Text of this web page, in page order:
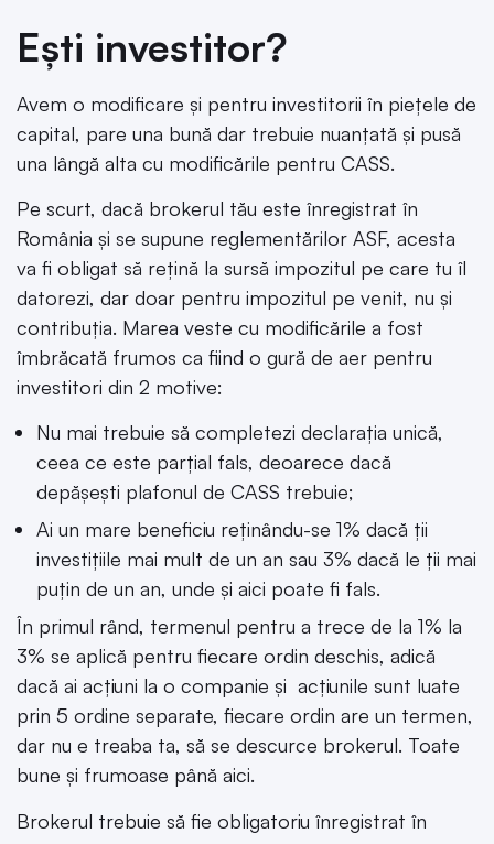
Ești investitor?
Avem o modificare și pentru investitorii în piețele de
capital, pare una bună dar trebuie nuanțată și pusă
una lângă alta cu modificările pentru CASS.
Pe scurt, dacă brokerul tău este înregistrat în
România și se supune reglementărilor ASF, acesta
va fi obligat să rețină la sursă impozitul pe care tu îl
datorezi, dar doar pentru impozitul pe venit, nu și
contribuția. Marea veste cu modificările a fost
îmbrăcată frumos ca fiind o gură de aer pentru
investitori din 2 motive:
Nu mai trebuie să completezi declarația unică,
ceea ce este parțial fals, deoarece dacă
depășești plafonul de CASS trebuie;
Ai un mare beneficiu reținându-se 1% dacă ții
investițiile mai mult de un an sau 3% dacă le ții mai
puțin de un an, unde și aici poate fi fals.
În primul rând, termenul pentru a trece de la 1% la
3% se aplică pentru fiecare ordin deschis, adică
dacă ai acțiuni la o companie și acțiunile sunt luate
prin 5 ordine separate, fiecare ordin are un termen,
dar nu e treaba ta, să se descurce brokerul. Toate
bune și frumoase până aici.
Brokerul trebuie să fie obligatoriu înregistrat în